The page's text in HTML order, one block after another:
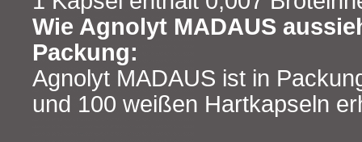
Wie Agnolyt MADAUS
Packung:
Agnolyt MADAUS ist in
und 100 weißen Hartkapseln